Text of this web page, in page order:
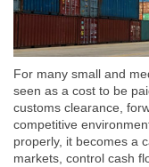
For many small and
seen as a cost to be
customs clearance,
competitive
properly, it becomes a
markets, control cash